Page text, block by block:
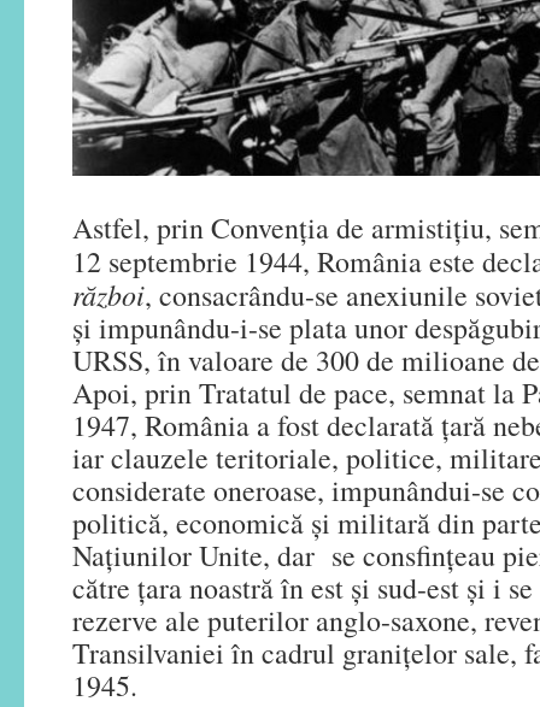
Astfel, prin Convenția de armistițiu,
12 septembrie 1944, România este
război, consacrându-se anexiunile
și impunându-i-se plata unor
URSS, în valoare de 300 de milioane
Apoi, prin Tratatul de pace, semnat la
1947, România a fost declarată țară
iar clauzele teritoriale, politice,
considerate oneroase, impunândui-se
politică, economică și militară din
Națiunilor Unite, dar se consfințeau
către țara noastră în est și sud-est și i
rezerve ale puterilor anglo-saxone,
Transilvaniei în cadrul granițelor sale,
1945.